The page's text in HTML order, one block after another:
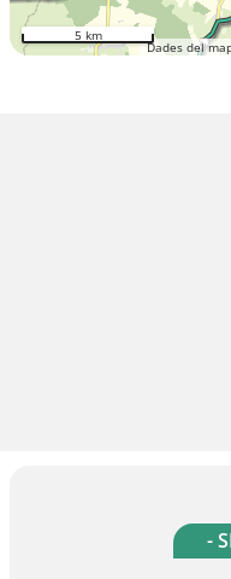
Dades del
5 km
-